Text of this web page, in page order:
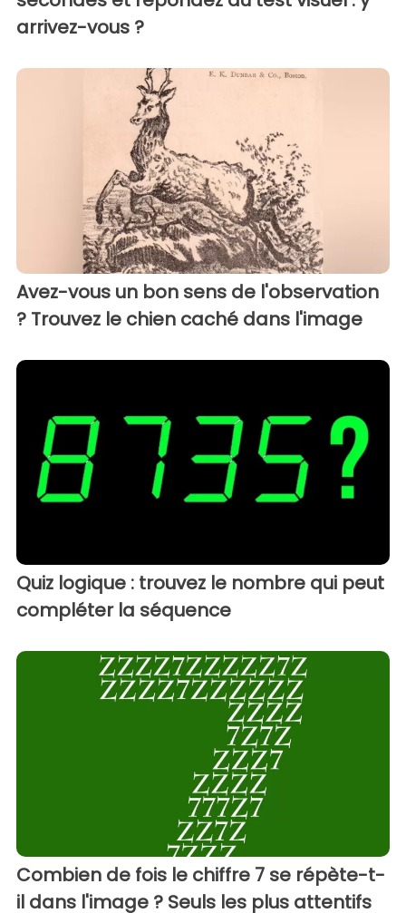
arrivez-vous ?
Avez-vous un bon sens de l'observation
? Trouvez le chien caché dans l'image
Quiz logique : trouvez le nombre qui peut
compléter la séquence
Combien de fois le chiffre 7 se répète-t-
il dans l'image ? Seuls les plus attentifs